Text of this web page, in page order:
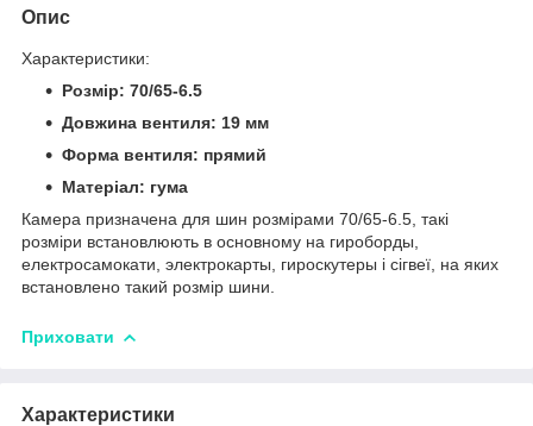
Опис
Характеристики:
Розмір: 70/65-6.5
Довжина вентиля: 19 мм
Форма вентиля: прямий
Матеріал: гума
Камера призначена для шин розмірами 70/65-6.5, такі
розміри встановлюють в основному на гироборды,
електросамокати, электрокарты, гироскутеры і сігвеї, на яких
встановлено такий розмір шини.
Приховати
Характеристики